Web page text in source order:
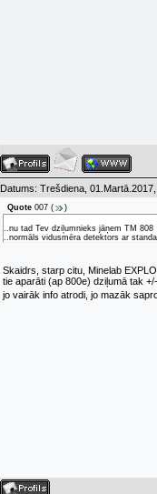
Datums: Trešdiena,
Quote 007 ( )
..nu tad Tev dziļumnieks jāņem TM 808
..normāls vidusmēra detektors ar
Skaidrs, starp citu, Minelab
tie aparāti (ap 800e) dziļumā tak
jo vairāk info atrodi, jo mazāk